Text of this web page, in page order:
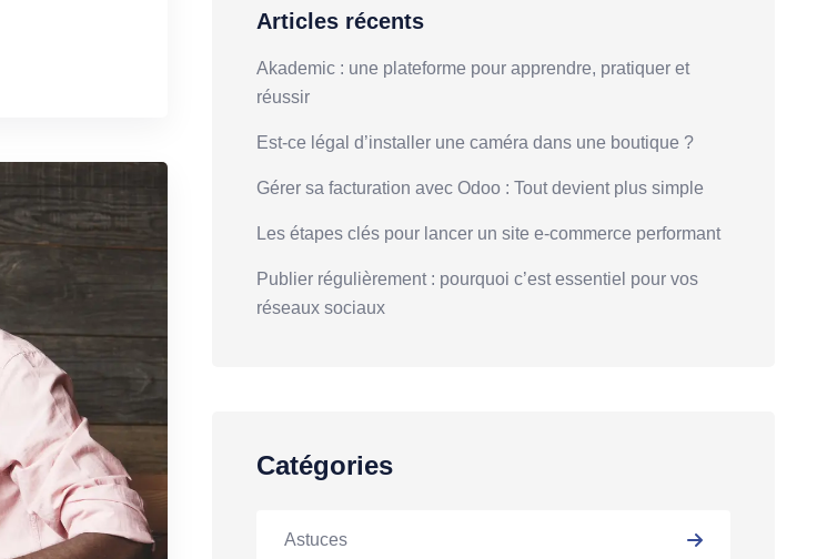
Articles récents
Akademic : une plateforme pour apprendre, pratiquer et
réussir
Est-ce légal d’installer une caméra dans une boutique ?
Gérer sa facturation avec Odoo : Tout devient plus simple
Les étapes clés pour lancer un site e-commerce performant
Publier régulièrement : pourquoi c’est essentiel pour vos
réseaux sociaux
Catégories
Astuces